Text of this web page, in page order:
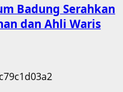
Badung Serahkan
dan Ahli Waris